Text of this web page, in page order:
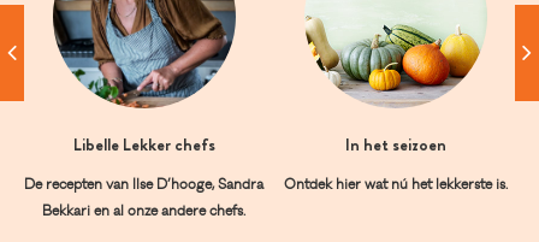
Libelle Lekker chefs
De recepten van Ilse D’hooge, Sandra
Bekkari en al onze andere chefs.
In het seizoen
Ontdek hier wat nú het lekkerste is.